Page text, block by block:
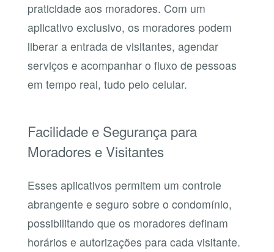
praticidade aos moradores. Com um
aplicativo exclusivo, os moradores podem
liberar a entrada de visitantes, agendar
serviços e acompanhar o fluxo de pessoas
em tempo real, tudo pelo celular.
Facilidade e Segurança para
Moradores e Visitantes
Esses aplicativos permitem um controle
abrangente e seguro sobre o condomínio,
possibilitando que os moradores definam
horários e autorizações para cada visitante.